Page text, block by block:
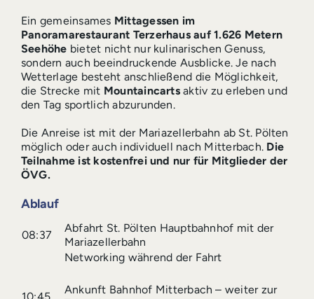
Ein gemeinsames Mittagessen im
Panoramarestaurant Terzerhaus auf 1.626 Metern
Seehöhe bietet nicht nur kulinarischen Genuss,
sondern auch beeindruckende Ausblicke. Je nach
Wetterlage besteht anschließend die Möglichkeit,
die Strecke mit Mountaincartsaktiv zu erleben und
den Tag sportlich abzurunden.
Die Anreise ist mit der Mariazellerbahn ab St. Pölten
möglich oder auch individuell nach Mitterbach. Die
Teilnahme ist kostenfrei und nur für Mitglieder der
ÖVG.
Ablauf
08:37
Abfahrt St. Pölten Hauptbahnhof mit der
Mariazellerbahn
Networking während der Fahrt
Ankunft Bahnhof Mitterbach – weiter zur